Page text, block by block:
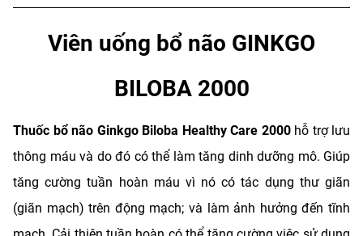
Viên uống bổ não GINKGO
BILOBA 2000
Thuốc bổ não Ginkgo Biloba Healthy Care 2000 hỗ trợ lưu
thông máu và do đó có thể làm tăng dinh dưỡng mô. Giúp
tăng cường tuần hoàn máu vì nó có tác dụng thư giãn
(giãn mạch) trên động mạch; và làm ảnh hưởng đến tĩnh